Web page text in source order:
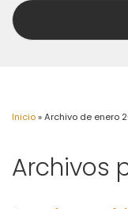
Inicio»Archivo de enero
Archivos